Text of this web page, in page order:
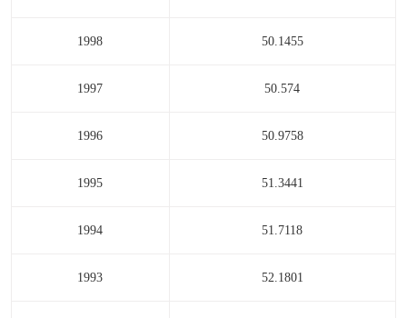
1998 50.1455
1997 50.574
1996 50.9758
1995 51.3441
1994 51.7118
1993 52.1801